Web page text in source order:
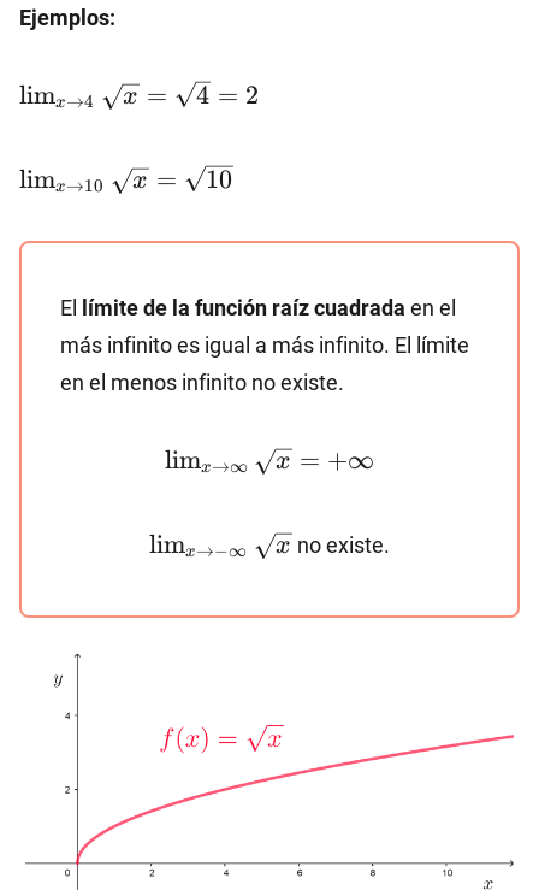
Ejemplos:
\lim_{x\to
4}\sqrt{x}=\sqrt{4}=2
limx→4 x = 4 = 2
\lim_{x\to
10}\sqrt{x}=\sqrt{10}
limx→10 x = 10
El límite de la función raíz cuadrada en el
más infinito es igual a más infinito. El límite
en el menos infinito no existe.
\lim_{x\to
\infty}\sqrt{x}=+\infty
limx→∞ x = +∞
\lim_{x\to -
\infty}\sqrt{x}
limx→−∞ x no existe.